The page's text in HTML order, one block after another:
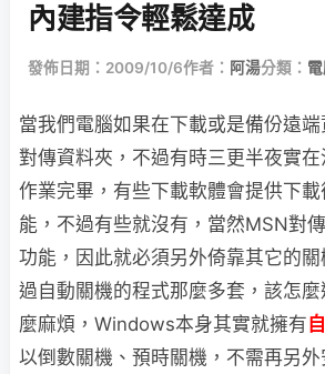
內建指令輕鬆達成
發佈日期：2009/10/6作者： 阿湯分類：
當我們電腦如果在下載或是備份遠
對傳資料夾，不過有時三更半夜實
作業完畢，有些下載軟體會提供下
能，不過有些就沒有，當然MSN對
功能，因此就必須另外倚靠其它的
過自動關機的程式那麼多套，該怎
麼麻煩，Windows本身其實就擁有
以倒數關機、預時關機，不需再另外